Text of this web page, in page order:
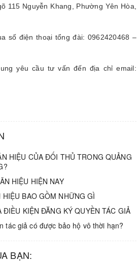
115 Nguyễn Khang, Phường Yên Hòa,
số điện thoại tổng đài: 0962420468 –
yêu cầu tư vấn đến địa chỉ email:
HIỆU CỦA ĐỐI THỦ TRONG QUẢNG
HIỆU HIỆN NAY
BAO GỒM NHỮNG GÌ
KIỆN ĐĂNG KÝ QUYỀN TÁC GIẢ
tác giả có được bảo hộ vô thời hạn?
BẠN: